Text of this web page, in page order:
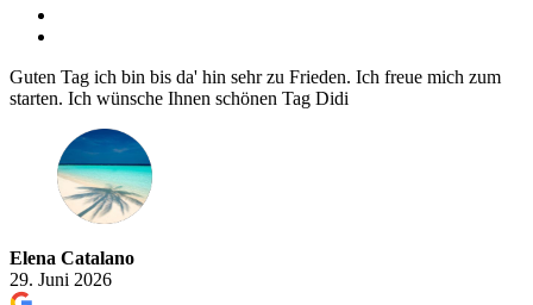
Guten Tag ich bin bis da' hin sehr zu Frieden. Ich freue mich zum
starten. Ich wünsche Ihnen schönen Tag Didi
Elena Catalano
29. Juni 2026